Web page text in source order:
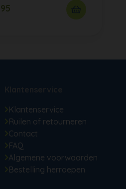
95
Klantenservice
Ruilen of retourneren
Contact
FAQ
Algemene voorwaarden
Bestelling herroepen